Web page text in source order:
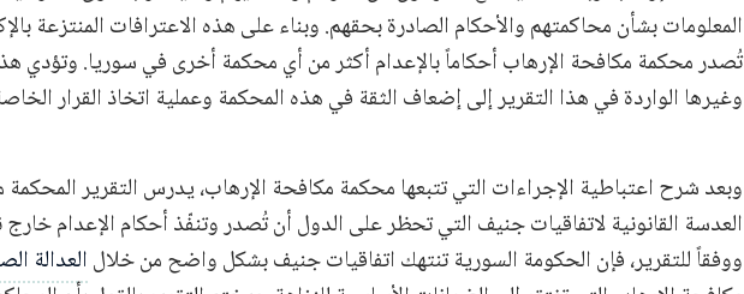
المعلومات بشأن محاكمتهم والأحكام الصادرة بحقهم. وبناء على هذه الاعترافات المنتزعة
تُصدر محكمة مكافحة الإرهاب أحكاماً بالإعدام أكثر من أي محكمة أخرى في سوريا. وتؤدي
وغيرها الواردة في هذا التقرير إلى إضعاف الثقة في هذه المحكمة وعملية اتخاذ القرار
وبعد شرح اعتباطية الإجراءات التي تتبعها محكمة مكافحة الإرهاب، يدرس التقرير
العدسة القانونية لاتفاقيات جنيف التي تحظر على الدول أن تُصدر وتنفّذ أحكام الإعدام خارج
ووفقاً للتقرير، فإن الحكومة السورية تنتهك اتفاقيات جنيف بشكل واضح من خلالالعدالة